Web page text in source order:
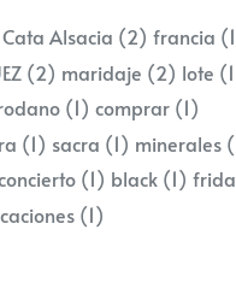
Cata Alsacia (2) francia
(2) maridaje (2) lote
(1) comprar (1)
(1) sacra (1) minerales
(1) black (1)
(1)